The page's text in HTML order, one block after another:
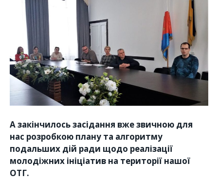
А закінчилось засідання вже звичною для
нас розробкою плану та алгоритму
подальших дій ради щодо реалізації
молодіжних ініціатив на території нашої
ОТГ.